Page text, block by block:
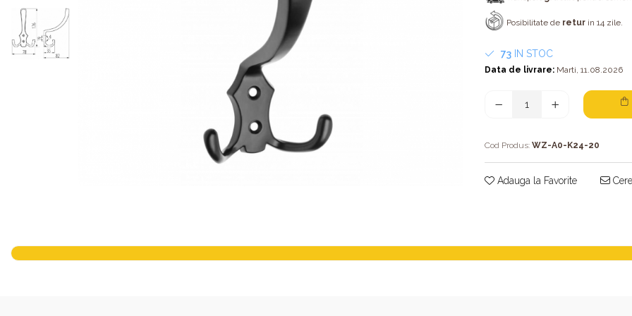
Console rafturi polite
Solutii de curatat & adezivi
Clesti/ patenti
Surubelnite
Posibilitate de retur in 14 zile.
73 IN STOC
Data de livrare: Marti, 11.08.2026
Cod Produs: WZ-A0-K24-20
Adauga la Favorite